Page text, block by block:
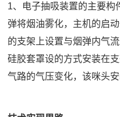
1、电子抽吸装置的主要构
弹将烟油雾化，主机的启
的支架上设置与烟弹内气
硅胶套罩设的方式安装在
气路的气压变化，该咪头